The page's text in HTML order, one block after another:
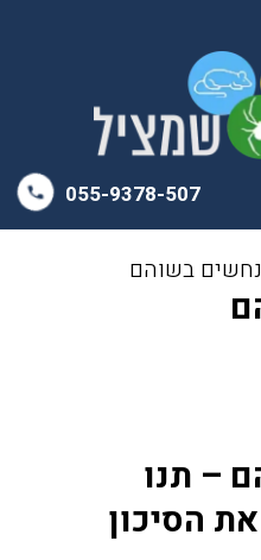
055-9378-507
בשוהם
– תנו
הסיכון